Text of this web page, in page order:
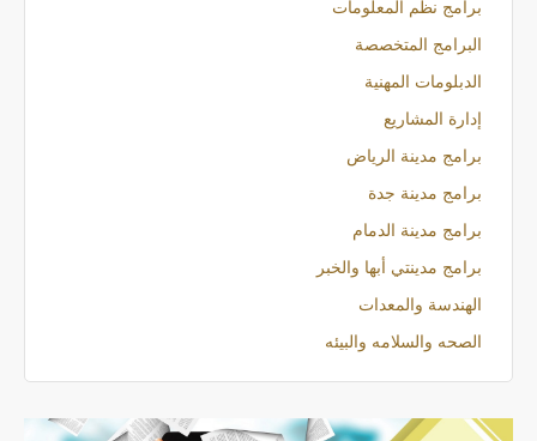
برامج نظم المعلومات
البرامج المتخصصة
الدبلومات المهنية
إدارة المشاريع
برامج مدينة الرياض
برامج مدينة جدة
برامج مدينة الدمام
برامج مدينتي أبها والخبر
الهندسة والمعدات
الصحه والسلامه والبيئه